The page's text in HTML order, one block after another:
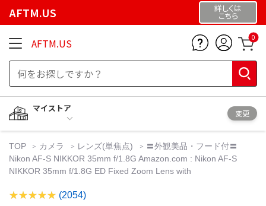
AFTM.US 詳しくは
こちら
AFTM.US 0
マイストア
変更
TOP カメラ レンズ(単焦点)
〓外観美品・フード付〓
Nikon AF-S NIKKOR 35mm f/1.8G Amazon.com : Nikon AF-S
NIKKOR 35mm f/1.8G ED Fixed Zoom Lens with
(2054)